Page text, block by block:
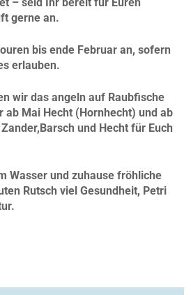
gerne an.
bis ende Februar an, sofern
erlauben.
wir das angeln auf Raubfische
ab Mai Hecht (Hornhecht) und ab
und Hecht für Euch
Wasser und zuhause fröhliche
Rutsch viel Gesundheit, Petri